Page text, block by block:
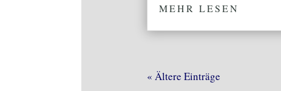
MEHR LESEN
« Ältere Einträge